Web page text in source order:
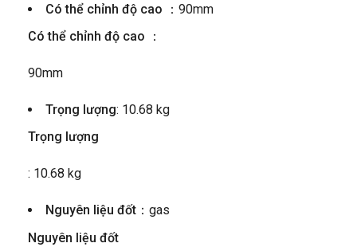
Có thể chỉnh độ cao ： 90mm
Có thể chỉnh độ cao ：
90mm
Trọng lượng: 10.68 kg
Trọng lượng
: 10.68 kg
Nguyên liệu đốt ：gas
Nguyên liệu đốt